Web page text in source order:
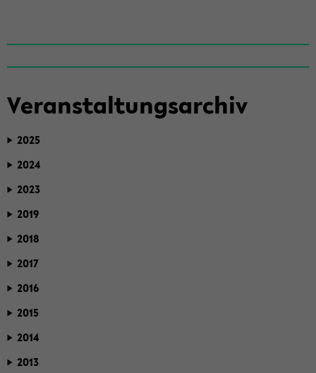
Ver­an­stal­tungs­ar­chiv
2025
2024
2023
2019
2018
2017
2016
2015
2014
2013